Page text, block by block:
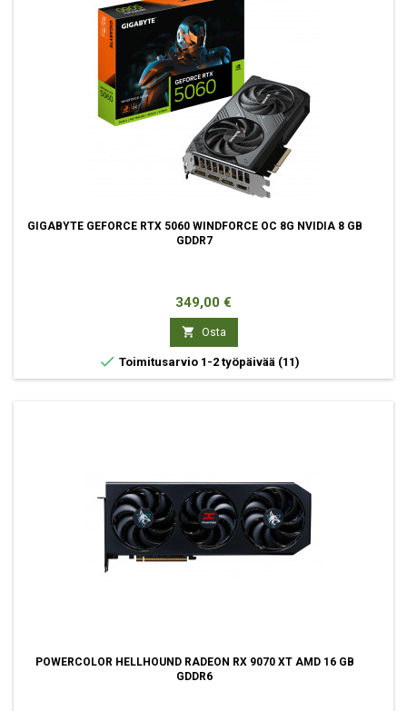
GIGABYTE GEFORCE RTX 5060 WINDFORCE OC 8G NVIDIA 8 GB
GDDR7
Hinta
349,00 €
 Osta
 Toimitusarvio 1-2 työpäivää (11)
POWERCOLOR HELLHOUND RADEON RX 9070 XT AMD 16 GB
GDDR6